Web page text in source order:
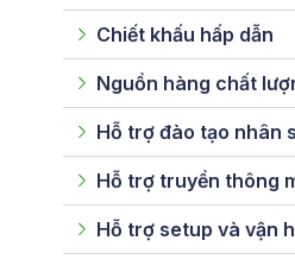
Chiết khấu hấp dẫn
Nguồn hàng chất
Hỗ trợ đào tạo nhân
Hỗ trợ truyền thông
Hỗ trợ setup và vận